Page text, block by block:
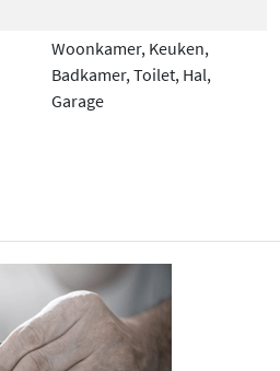
Woonkamer, Keuken,
Badkamer, Toilet, Hal,
Garage